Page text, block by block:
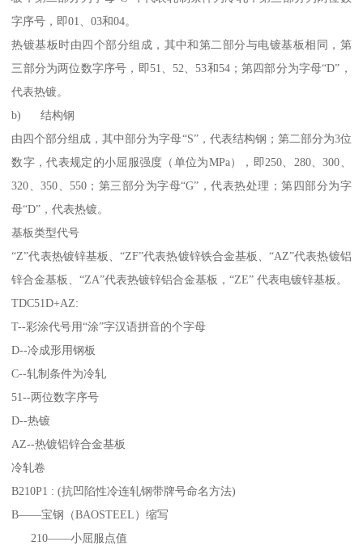
字序号，即01、03和04。
热镀基板时由四个部分组成，其中和第二部分与电镀基板相同，第
三部分为两位数字序号，即51、52、53和54；第四部分为字母“D”，
代表热镀。
b) 结构钢
由四个部分组成，其中部分为字母“S”，代表结构钢；第二部分为3位
数字，代表规定的小屈服强度（单位为MPa），即250、280、300、
320、350、550；第三部分为字母“G”，代表热处理；第四部分为字
母“D”，代表热镀。
基板类型代号
“Z”代表热镀锌基板、“ZF”代表热镀锌铁合金基板、“AZ”代表热镀铝
锌合金基板、“ZA”代表热镀锌铝合金基板，“ZE” 代表电镀锌基板。
TDC51D+AZ:
T--彩涂代号用“涂”字汉语拼音的个字母
D--冷成形用钢板
C--轧制条件为冷轧
51--两位数字序号
D--热镀
AZ--热镀铝锌合金基板
冷轧卷
B210P1 : (抗凹陷性冷连轧钢带牌号命名方法)
B——宝钢（BAOSTEEL）缩写
210——小屈服点值